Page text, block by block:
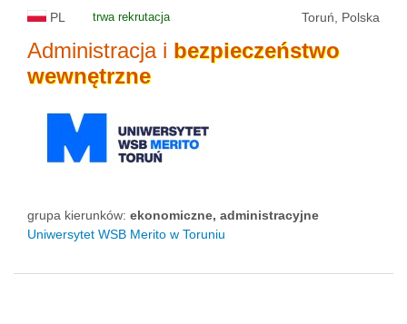
PL trwa rekrutacja Toruń, Polska
Administracja i bezpieczeństwo
wewnętrzne
grupa kierunków: ekonomiczne, administracyjne
Uniwersytet WSB Merito w Toruniu